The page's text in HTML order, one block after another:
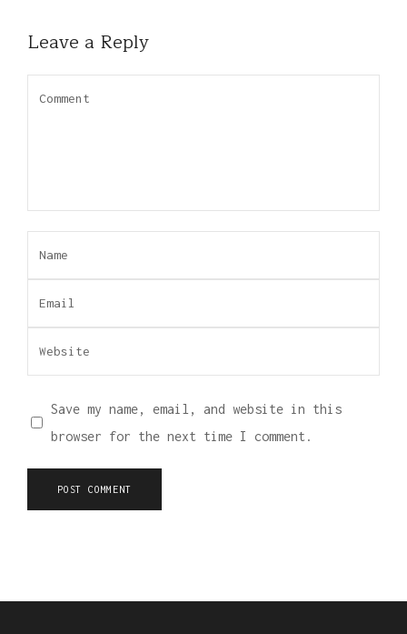
Leave a Reply
Save my name, email, and website in this
browser for the next time I comment.